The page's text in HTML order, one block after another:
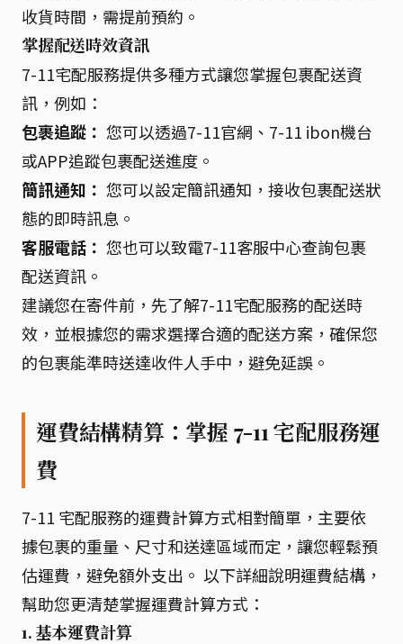
收貨時間，需提前預約。
掌握配送時效資訊
7-11宅配服務提供多種方式讓您掌握包裹配送資
訊，例如：
包裹追蹤： 您可以透過7-11官網、7-11 ibon機台
或APP追蹤包裹配送進度。
簡訊通知： 您可以設定簡訊通知，接收包裹配送狀
態的即時訊息。
客服電話： 您也可以致電7-11客服中心查詢包裹
配送資訊。
建議您在寄件前，先了解7-11宅配服務的配送時
效，並根據您的需求選擇合適的配送方案，確保您
的包裹能準時送達收件人手中，避免延誤。
運費結構精算：掌握 7-11 宅配服務運
費
7-11 宅配服務的運費計算方式相對簡單，主要依
據包裹的重量、尺寸和送達區域而定，讓您輕鬆預
估運費，避免額外支出。 以下詳細說明運費結構，
幫助您更清楚掌握運費計算方式：
1. 基本運費計算